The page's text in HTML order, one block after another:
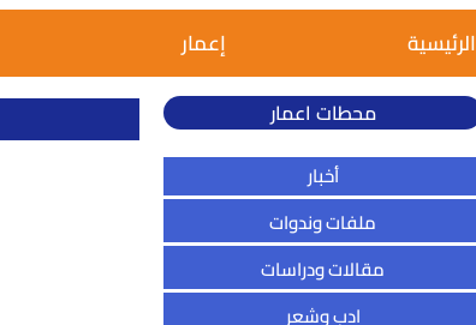
إعمار الرئيسية
محطات اعمار
أخبار
ملفات وندوات
مقالات ودراسات
ادب وشعر